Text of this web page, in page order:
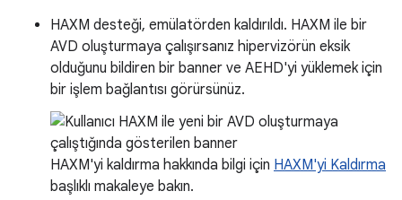
HAXM desteği, emülatörden kaldırıldı. HAXM ile bir
AVD oluşturmaya çalışırsanız hipervizörün eksik
olduğunu bildiren bir banner ve AEHD'yi yüklemek için
bir işlem bağlantısı görürsünüz.
HAXM'yi kaldırma hakkında bilgi için HAXM'yi Kaldırma
başlıklı makaleye bakın.